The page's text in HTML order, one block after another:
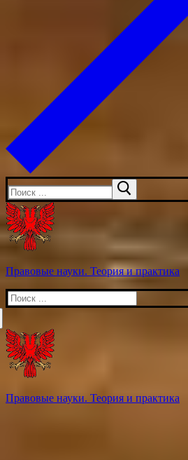
Искать:
Правовые науки. Теория и практика
Искать:
Правовые науки. Теория и практика